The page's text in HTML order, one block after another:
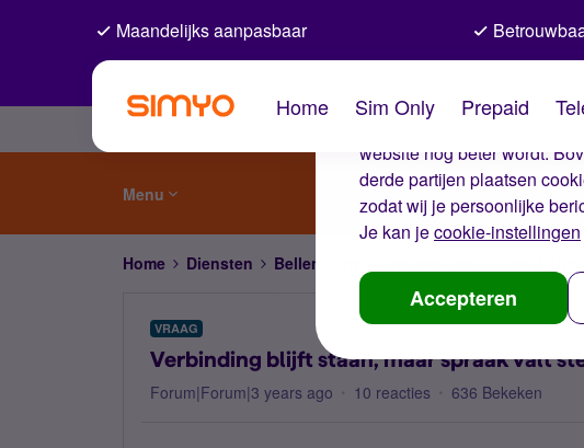
De cookies
Wij gebruiken cookies op
website nog beter wordt.
derde partijen plaatsen
zodat wij je persoonlijke
Je kan jecookie-instellingen
Accepteren
Maandelijks aanpasbaar
Home Sim Only Prepaid
Menu
Home Diensten Bellen, sms'en, netwerk en nummerbehoud
VRAAG
Verbinding blijft staan, maar spraak valt
Forum|Forum|3 years ago 10 reacties 636 Bekeken